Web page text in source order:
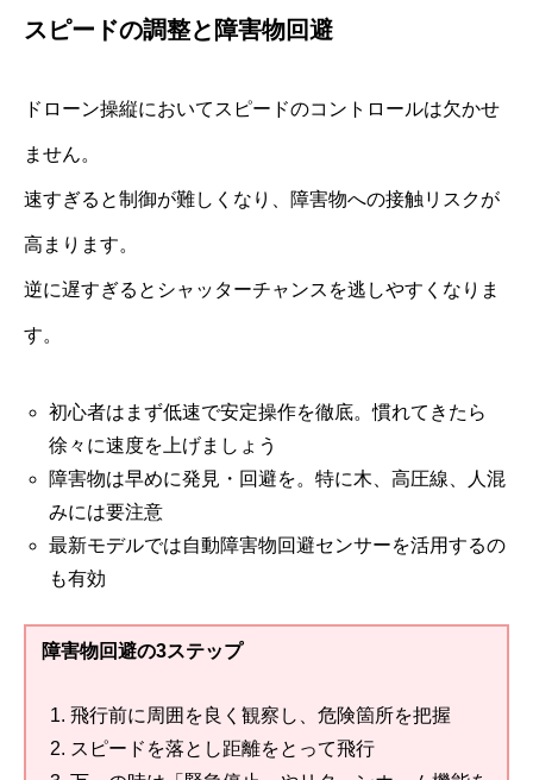
スピードの調整と障害物回避
ドローン操縦においてスピードのコントロールは欠かせ
ません。
速すぎると制御が難しくなり、障害物への接触リスクが
高まります。
逆に遅すぎるとシャッターチャンスを逃しやすくなりま
す。
初心者はまず低速で安定操作を徹底。慣れてきたら
徐々に速度を上げましょう
障害物は早めに発見・回避を。特に木、高圧線、人混
みには要注意
最新モデルでは自動障害物回避センサーを活用するの
も有効
障害物回避の3ステップ
飛行前に周囲を良く観察し、危険箇所を把握
スピードを落とし距離をとって飛行